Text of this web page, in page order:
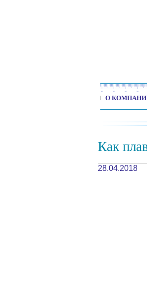
О
Как
28.04.2018